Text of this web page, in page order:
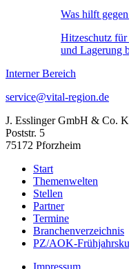
Was hilft
Hitzeschutz
und Lagerung
Interner Bereich
service@vital-region.de
J. Esslinger GmbH & Co.
Poststr. 5
75172 Pforzheim
Start
Themenwelten
Stellen
Partner
Termine
Branchenverzeichnis
PZ/AOK-